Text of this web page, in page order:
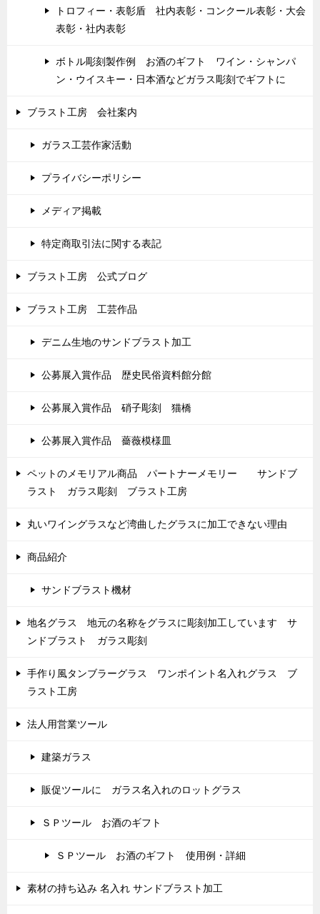
トロフィー・表彰盾 社内表彰・コンクール表彰・大会
表彰・社内表彰
ボトル彫刻製作例 お酒のギフト ワイン・シャンパ
ン・ウイスキー・日本酒などガラス彫刻でギフトに
ブラスト工房 会社案内
ガラス工芸作家活動
プライバシーポリシー
メディア掲載
特定商取引法に関する表記
ブラスト工房 公式ブログ
ブラスト工房 工芸作品
デニム生地のサンドブラスト加工
公募展入賞作品 歴史民俗資料館分館
公募展入賞作品 硝子彫刻 猫橋
公募展入賞作品 薔薇模様皿
ペットのメモリアル商品 パートナーメモリー サンドブ
ラスト ガラス彫刻 ブラスト工房
丸いワイングラスなど湾曲したグラスに加工できない理由
商品紹介
サンドブラスト機材
地名グラス 地元の名称をグラスに彫刻加工しています サ
ンドブラスト ガラス彫刻
手作り風タンブラーグラス ワンポイント名入れグラス ブ
ラスト工房
法人用営業ツール
建築ガラス
販促ツールに ガラス名入れのロットグラス
ＳＰツール お酒のギフト
ＳＰツール お酒のギフト 使用例・詳細
素材の持ち込み 名入れ サンドブラスト加工